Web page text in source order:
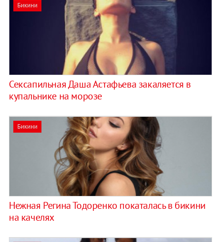
Бикини
Сексапильная Даша Астафьева закаляется в
купальнике на морозе
Бикини
Нежная Регина Тодоренко покаталась в бикини
на качелях